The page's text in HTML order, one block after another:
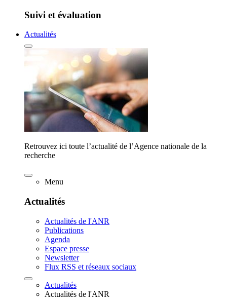
Suivi et évaluation
Actualités
Retrouvez ici toute l’actualité de l’Agence nationale de la
recherche
Menu
Actualités
Actualités de l'ANR
Publications
Agenda
Espace presse
Newsletter
Flux RSS et réseaux sociaux
Actualités
Actualités de l'ANR